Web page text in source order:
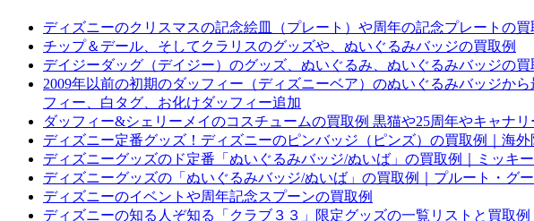
ディズニーのクリスマスの記念絵皿（プレート）や周年の記念プレートの買
チップ＆デール、そしてクラリスのグッズや、ぬいぐるみバッジの買取例
デイジーダッグ（デイジー）のグッズ、ぬいぐるみ、ぬいぐるみバッジの買
2009年以前の初期のダッフィー（ディズニーベア）のぬいぐるみバッジか
フィー、白タグ、お化けダッフィー追加
ダッフィー&シェリーメイのコスチュームの買取例 黒猫や25周年やキャナ
ディズニー定番グッズ！ディズニーのピンバッジ（ピンズ）の買取例｜海
ディズニーグッズのド定番「ぬいぐるみバッジ/ぬいば」の買取例｜ミッキ
ディズニーグッズの「ぬいぐるみバッジ/ぬいば」の買取例｜プルート・グ
ディズニーのイベントや周年記念スプーンの買取例
ディズニーの知る人ぞ知る「クラブ３３」限定グッズの一覧リストと買取